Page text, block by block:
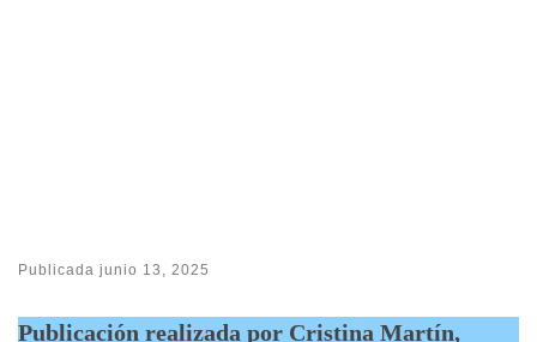
Publicada junio 13, 2025
Publicación realizada por Cristina Martín,